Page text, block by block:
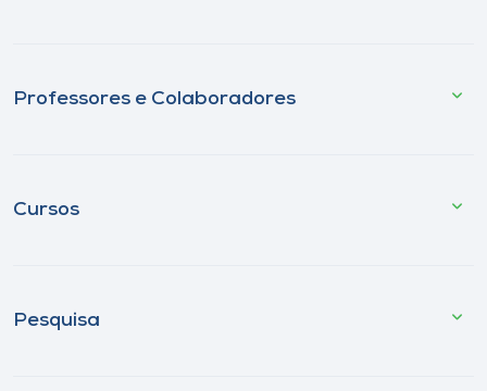
Professores e Colaboradores
Cursos
Pesquisa